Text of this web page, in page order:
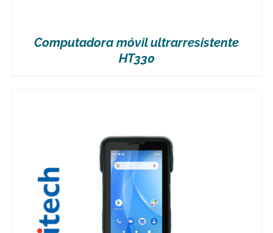
Computadora móvil ultrarresistente
HT330